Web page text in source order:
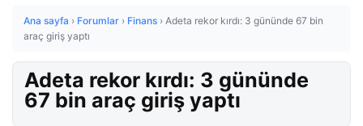
Ana sayfa › Forumlar › Finans › Adeta rekor kırdı: 3 gününde 67 bin
araç giriş yaptı
Adeta rekor kırdı: 3 gününde
67 bin araç giriş yaptı